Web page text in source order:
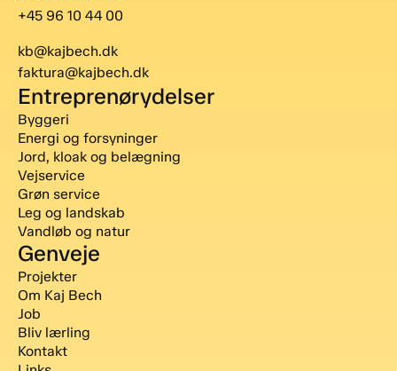
+45 96 10 44 00
kb@kajbech.dk
faktura@kajbech.dk
Entreprenørydelser
Byggeri
Energi og forsyninger
Jord, kloak og belægning
Vejservice
Grøn service
Leg og landskab
Vandløb og natur
Genveje
Projekter
Om Kaj Bech
Job
Bliv lærling
Kontakt